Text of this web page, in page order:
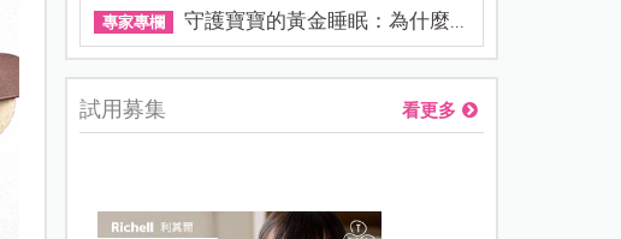
專家專欄 守護寶寶的黃金睡眠：為什麼...
試用募集 看更多